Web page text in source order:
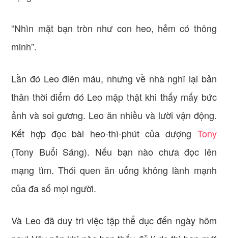
“Nhìn mặt bạn tròn như con heo, hẻm có thông
minh”.
Lần đó Leo điên máu, nhưng về nhà nghĩ lại bản
thân thời điểm đó Leo mập thật khi thấy mấy bức
ảnh và soi gương. Leo ăn nhiều và lười vận động.
Kết hợp đọc bài heo-thì-phút của dượng Tony
(Tony Buổi Sáng). Nếu bạn nào chưa đọc lên
mạng tìm. Thói quen ăn uống không lành mạnh
của đa số mọi người.
Và Leo đã duy trì việc tập thể dục đến ngày hôm